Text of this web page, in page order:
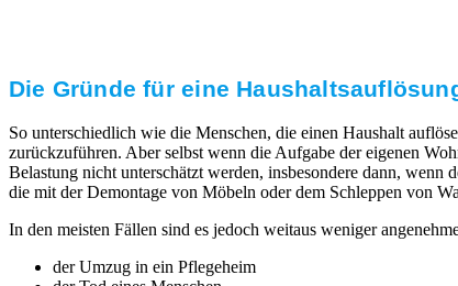
Die Gründe für eine
So unterschiedlich wie die Menschen, die einen Haushalt
zurückzuführen. Aber selbst wenn die Aufgabe der eigenen
Belastung nicht unterschätzt werden, insbesondere dann,
die mit der Demontage von Möbeln oder dem Schleppen von
In den meisten Fällen sind es jedoch weitaus weniger
der Umzug in ein Pflegeheim